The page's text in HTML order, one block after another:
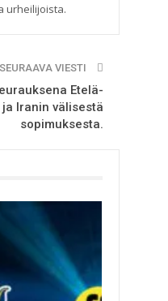
urheilijoista.
SEURAAVA VIESTI
Etelä-
Iranin välisestä
sopimuksesta.